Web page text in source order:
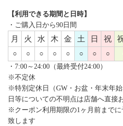
【利用できる期間と日時】
・ご購入日から90日間
月 火 水 木 金 土 日 祝
○ ○ ○ ○ ○ ○ ○ ○
・7:00～24:00（最終受付24:00）
※不定休
※特別定休日（GW・お盆・年末年
日等についての不明点は店舗へ直接
※クーポン利用期限の1ヶ月前まで
致します